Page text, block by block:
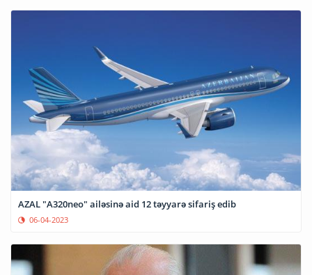
AZAL "A320neo" ailəsinə aid 12 təyyarə sifariş edib
06-04-2023